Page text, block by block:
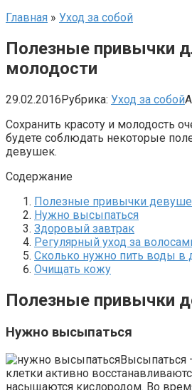
Главная » Уход за собой
Полезные привычки
молодости
29.02.2016Рубрика: Уход за собой
Сохранить красоту и молодость
будете соблюдать некоторые
девушек.
Содержание
Полезные привычки
Нужно высыпаться
Здоровый завтрак
Регулярный уход за
Сколько нужно пить воды в
Очищать кожу
Полезные привычки
Нужно высыпаться
Высыпаться
клетки активно
насыщаются кислородом. Во